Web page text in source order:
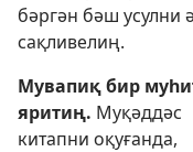
бәргән бәш усулни
сақливелиң.
Мувапиқ бир
яритиң. Муқәддәс
китапни оқуғанда,